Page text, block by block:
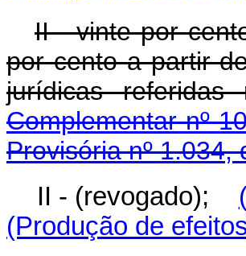
II - vinte por
por cento a partir
jurídicas
Complementar nº
Provisória nº 1.034,
II - (revogado);
(Produção de